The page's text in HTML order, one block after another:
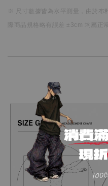
※ 尺寸數據皆為水平測量， 由於布
際商品規格略有誤差 ±3cm 均屬正常